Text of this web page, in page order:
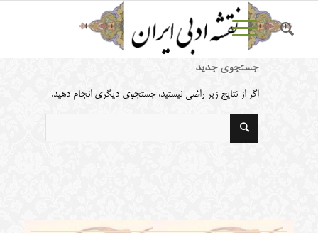
جستجوی جدید
اگر از نتایج زیر راضی نیستید، جستجوی دیگری انجام دهید.